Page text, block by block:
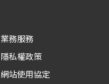
業務服務
隱私權政策
網站使用協定